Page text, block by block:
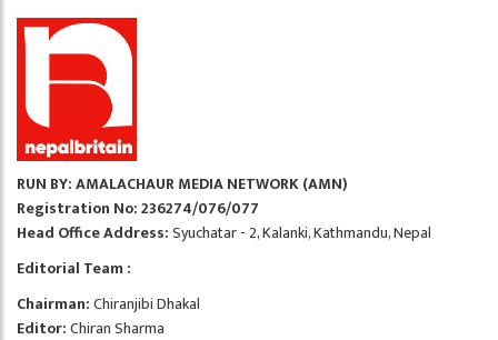
RUN BY: AMALACHAUR MEDIA NETWORK (AMN)
Registration No: 236274/076/077
Head Office Address:Syuchatar - 2, Kalanki, Kathmandu, Nepal
Editorial Team :
Chairman:Chiranjibi Dhakal
Editor:Chiran Sharma